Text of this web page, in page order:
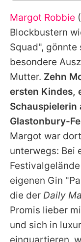
Alle
Margot Robbie
Blockbustern
Squad", gönnte
besondere
Mutter. Zehn
ersten Kindes,
Schauspielerin
Glastonbury-
Margot war
unterwegs: Bei
eigenen Gin
die der Daily
Promis lieber
und sich in